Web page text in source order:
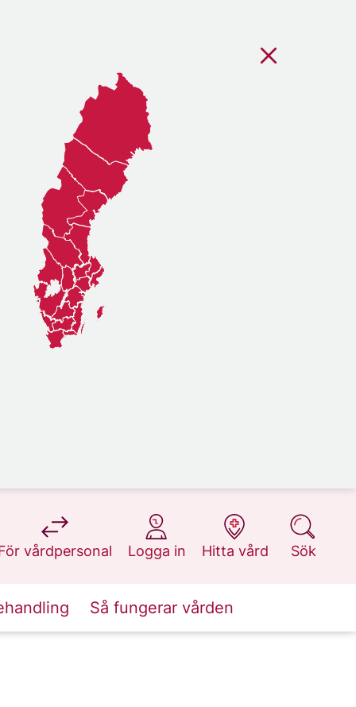
vårdpersonal
på 1177.se
Logga in
på 1177.se
Hitta vård
på 1177.se
Sök
på 1177.se
Så fungerar vården